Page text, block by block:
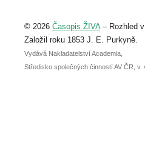
abstraktu přihlášené přednášky
posteru je už 30. června.
© 2026 Časopis ŽIVA– Rozhled v
Založil roku 1853 J. E. Purkyně.
Vydává Nakladatelství Academia,
Středisko společných činností AV ČR, v.